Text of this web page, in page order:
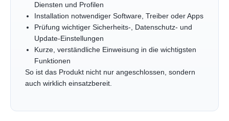
Diensten und Profilen
Installation notwendiger Software, Treiber oder Apps
Prüfung wichtiger Sicherheits-, Datenschutz- und
Update-Einstellungen
Kurze, verständliche Einweisung in die wichtigsten
Funktionen
So ist das Produkt nicht nur angeschlossen, sondern
auch wirklich einsatzbereit.